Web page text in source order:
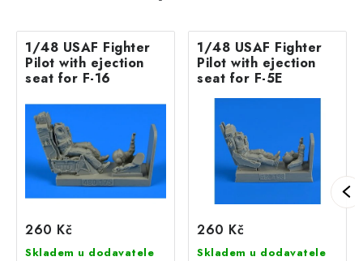
1/48 USAF Fighter
Pilot with ejection
seat for F-16
260 Kč
Skladem u dodavatele
1/48 USAF Fighter
Pilot with ejection
seat for F-5E
260 Kč
Skladem u dodavatele